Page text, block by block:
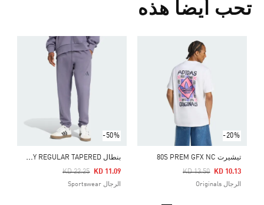
تحب أيضا هذه
-20%
تيشيرت 80S PREM GFX NC
Price Reduced From
KD 13.50
To KD 10.13
الرجال Originals
-50%
ب
نطال ALL SZN FRENCH TERRY REGULAR TAPERED
Price Reduced From
KD 22.25
To KD 11.09
الرجال Sportswear